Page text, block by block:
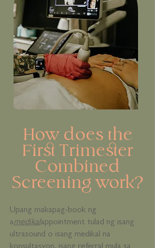
How does the
First Trimester
Combined
Screening work?
Upang makapag-book ng
amedikalappointment tulad ng isang
ultrasound o isang medikal na